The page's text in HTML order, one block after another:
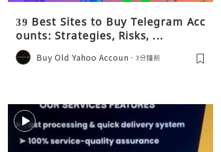
39 Best Sites to Buy Telegram Acc
ounts: Strategies, Risks, ...
Buy Old Yahoo Accoun 3分鐘前